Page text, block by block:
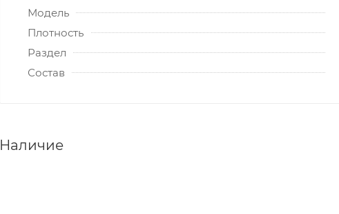
Модель
Плотность
Раздел
Состав
Наличие